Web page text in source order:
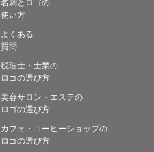
使い方
よくある
質問
税理士・士業の
ロゴの選び方
美容サロン・エステの
ロゴの選び方
カフェ・コーヒーショップの
ロゴの選び方